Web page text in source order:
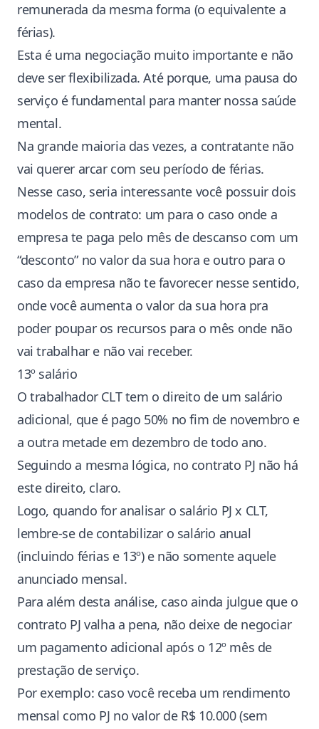
remunerada da mesma forma (o equivalente a
férias).
Esta é uma negociação muito importante e não
deve ser flexibilizada. Até porque, uma pausa do
serviço é fundamental para manter nossa saúde
mental.
Na grande maioria das vezes, a contratante não
vai querer arcar com seu período de férias.
Nesse caso, seria interessante você possuir dois
modelos de contrato: um para o caso onde a
empresa te paga pelo mês de descanso com um
“desconto” no valor da sua hora e outro para o
caso da empresa não te favorecer nesse sentido,
onde você aumenta o valor da sua hora pra
poder poupar os recursos para o mês onde não
vai trabalhar e não vai receber.
13º salário
O trabalhador CLT tem o direito de um salário
adicional, que é pago 50% no fim de novembro e
a outra metade em dezembro de todo ano.
Seguindo a mesma lógica, no contrato PJ não há
este direito, claro.
Logo, quando for analisar o salário PJ x CLT,
lembre-se de contabilizar o salário anual
(incluindo férias e 13º) e não somente aquele
anunciado mensal.
Para além desta análise, caso ainda julgue que o
contrato PJ valha a pena, não deixe de negociar
um pagamento adicional após o 12º mês de
prestação de serviço.
Por exemplo: caso você receba um rendimento
mensal como PJ no valor de R$ 10.000 (sem